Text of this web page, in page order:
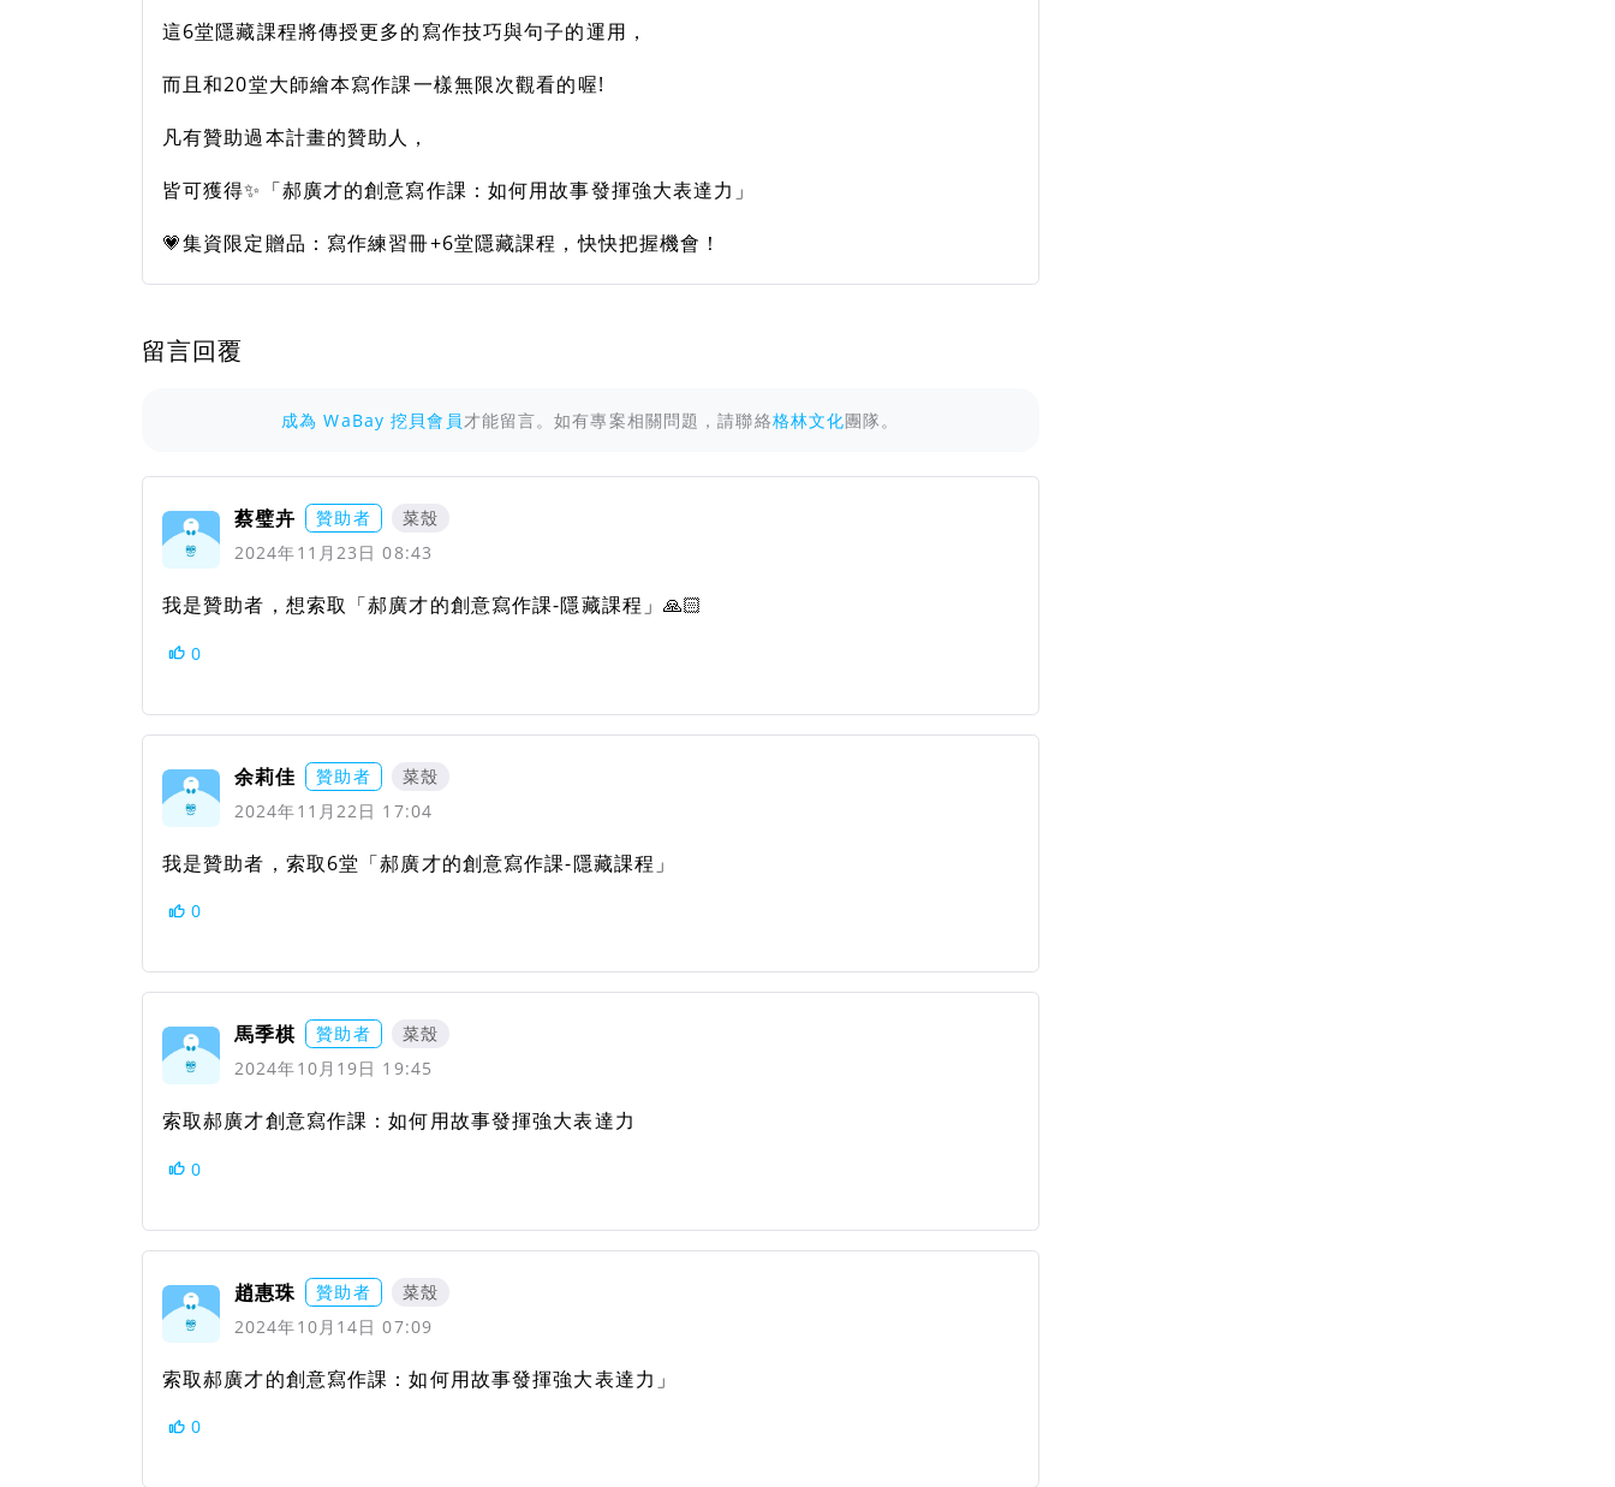
這6堂隱藏課程將傳授更多的寫作技巧與句子的運用，
而且和20堂大師繪本寫作課一樣無限次觀看的喔!
凡有贊助過本計畫的贊助人，
皆可獲得✨「郝廣才的創意寫作課：如何用故事發揮強大表達力」
💗集資限定贈品：寫作練習冊+6堂隱藏課程，快快把握機會！
留言回覆
成為 WaBay 挖貝會員才能留言。如有專案相關問題，請聯絡格林文化團隊。
蔡璧卉 贊助者
菜殼
2024年11月23日 08:43
我是贊助者，想索取「郝廣才的創意寫作課-隱藏課程」🙏🏻
0
余莉佳 贊助者
菜殼
2024年11月22日 17:04
我是贊助者，索取6堂「郝廣才的創意寫作課-隱藏課程」
0
馬季棋 贊助者
菜殼
2024年10月19日 19:45
索取郝廣才創意寫作課：如何用故事發揮強大表達力
0
趙惠珠 贊助者
菜殼
2024年10月14日 07:09
索取郝廣才的創意寫作課：如何用故事發揮強大表達力」
0